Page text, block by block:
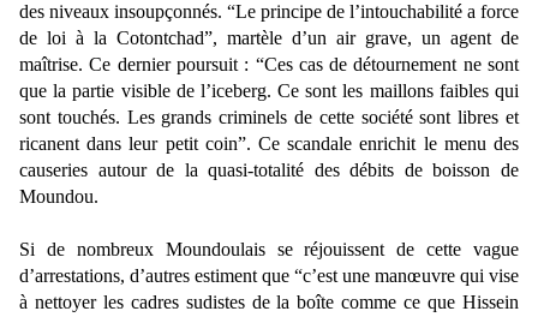
des niveaux insoupçonnés. “Le principe de l’intouchabilité a force
de loi à la Cotontchad”, martèle d’un air grave, un agent de
maîtrise. Ce dernier poursuit : “Ces cas de détournement ne sont
que la partie visible de l’iceberg. Ce sont les maillons faibles qui
sont touchés. Les grands criminels de cette société sont libres et
ricanent dans leur petit coin”. Ce scandale enrichit le menu des
causeries autour de la quasi-totalité des débits de boisson de
Moundou.
Si de nombreux Moundoulais se réjouissent de cette vague
d’arrestations, d’autres estiment que “c’est une manœuvre qui vise
à nettoyer les cadres sudistes de la boîte comme ce que Hissein